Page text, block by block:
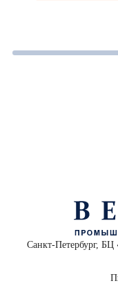
Санкт-Петербург, БЦ